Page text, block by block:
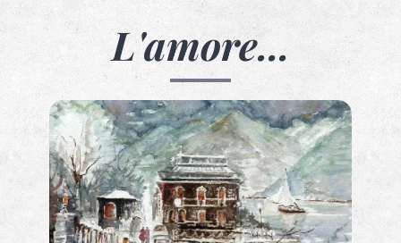
L'amore...